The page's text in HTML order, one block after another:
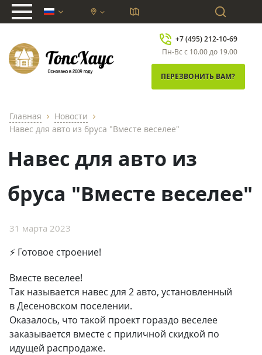
chevron_down
+7 (495) 212-10-69
Пн-Вс с 10.00 до 19.00
ПЕРЕЗВОНИТЬ ВАМ?
Главная chevron_right Новости chevron_right
Навес для авто из бруса "Вместе веселее"
Навес для авто из
бруса "Вместе веселее"
31 марта 2023
⚡ Готовое строение!
Вместе веселее!
Так называется навес для 2 авто, установленный
в Десеновском поселении.
Оказалось, что такой проект гораздо веселее
заказывается вместе с приличной скидкой по
идущей распродаже.